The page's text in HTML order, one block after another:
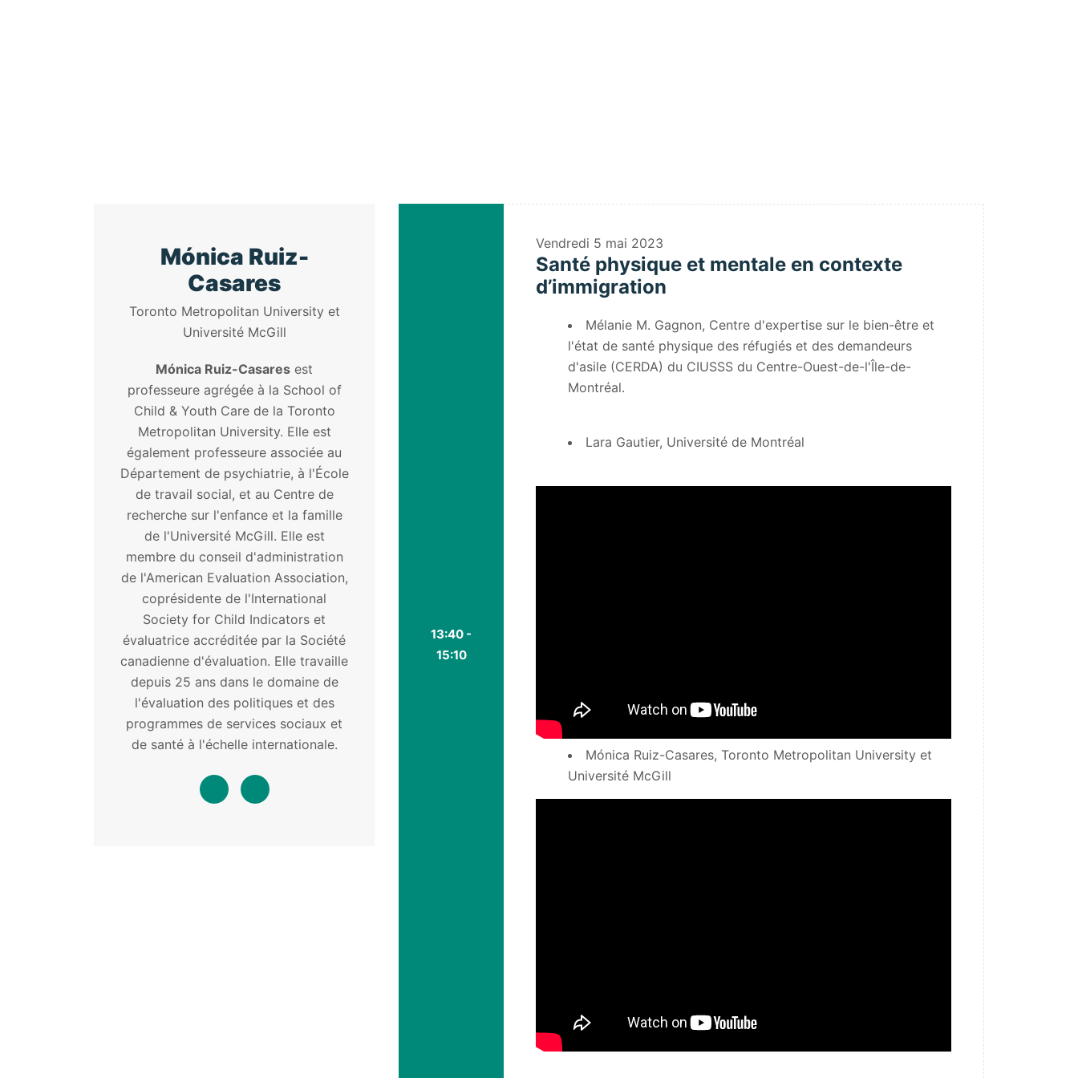
Mónica Ruiz-
Casares
Toronto Metropolitan University et
Université McGill
Mónica Ruiz-Casares est
professeure agrégée à la School of
Child & Youth Care de la Toronto
Metropolitan University. Elle est
également professeure associée au
Département de psychiatrie, à l'École
de travail social, et au Centre de
recherche sur l'enfance et la famille
de l'Université McGill. Elle est
membre du conseil d'administration
de l'American Evaluation Association,
coprésidente de l'International
Society for Child Indicators et
évaluatrice accréditée par la Société
canadienne d'évaluation. Elle travaille
depuis 25 ans dans le domaine de
l'évaluation des politiques et des
programmes de services sociaux et
de santé à l'échelle internationale.
13:40 -
15:10
Vendredi 5 mai 2023
Santé physique et mentale en contexte
d’immigration
Mélanie M. Gagnon, Centre d'expertise sur le bien-être et
l'état de santé physique des réfugiés et des demandeurs
d'asile (CERDA) du CIUSSS du Centre-Ouest-de-l'Île-de-
Montréal.
Lara Gautier, Université de Montréal
Mónica Ruiz-Casares, Toronto Metropolitan University et
Université McGill